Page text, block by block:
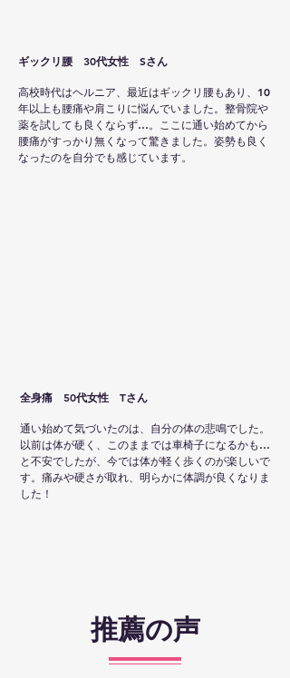
ギックリ腰 30代女性 Sさん
高校時代はヘルニア、最近はギックリ腰もあり、10
年以上も腰痛や肩こりに悩んでいました。整骨院や
薬を試しても良くならず…。ここに通い始めてから
腰痛がすっかり無くなって驚きました。姿勢も良く
なったのを自分でも感じています。
全身痛 50代女性 Tさん
通い始めて気づいたのは、自分の体の悲鳴でした。
以前は体が硬く、このままでは車椅子になるかも…
と不安でしたが、今では体が軽く歩くのが楽しいで
す。痛みや硬さが取れ、明らかに体調が良くなりま
した！
推薦の声